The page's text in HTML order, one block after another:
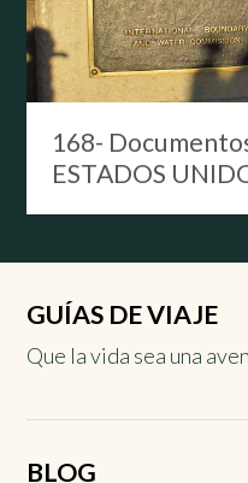
168-
ESTADOS
GUÍAS DE VIAJE
Que la vida sea una
BLOG